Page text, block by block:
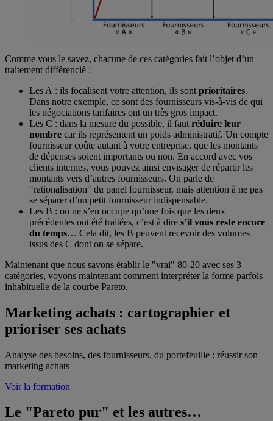
Comme vous le savez, chacune de ces catégories fait l’objet d’un
traitement différencié :
Les A : ils focalisent votre attention, ils sont prioritaires.
Dans notre exemple, ce sont des fournisseurs vis-à-vis de qui
les négociations tarifaires ont un très gros impact.
Les C : dans la mesure du possible, il faut réduire leur
nombre car ils représentent un poids administratif. Un compte
fournisseur coûte autant à votre entreprise, que les montants
de dépenses soient importants ou non. En accord avec vos
clients internes, vous pouvez ainsi envisager de répartir les
montants vers d’autres fournisseurs. On parle de
"rationalisation" du panel fournisseur, mais attention à ne pas
se séparer d’un petit fournisseur indispensable.
Les B : on ne s’en occupe qu’une fois que les deux
précédentes ont été traitées, c’est à dire s’il vous reste encore
du temps… Cela dit, les B peuvent recevoir des volumes
issus des C dont on se sépare.
Maintenant que nous savons établir le "vrai" 80-20 avec ses 3
catégories, voyons maintenant comment interpréter la forme parfois
inhabituelle de la courbe Pareto.
Marketing achats : cartographier et
prioriser ses achats
Analyse des besoins, des fournisseurs, du portefeuille : réussir son
marketing achats
Voir la formation
Le "Pareto pur" et les autres…